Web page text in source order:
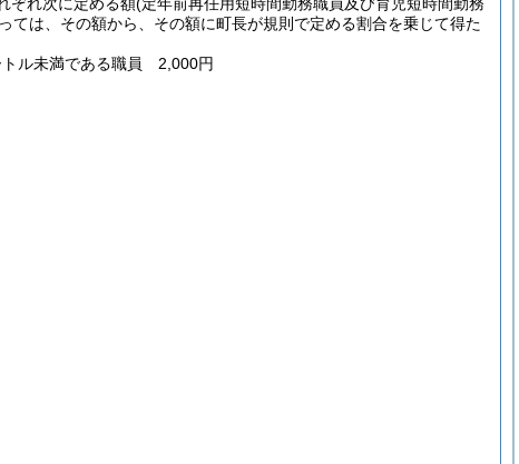
は、その額から、その額に町長が規則で定める割合を乗じて得た
トル未満である職員 2,000円